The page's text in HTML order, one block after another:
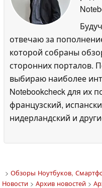
отвечаю за
которой собраны
сторонних порталов.
выбираю наиболее
Notebookcheck для их
французский,
нидерландский и
> Обзоры Ноутбуков,
Новости> Архив новостей>